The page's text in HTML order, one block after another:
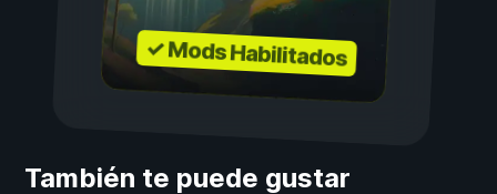
✓ Mods Habilitados
También te puede gustar